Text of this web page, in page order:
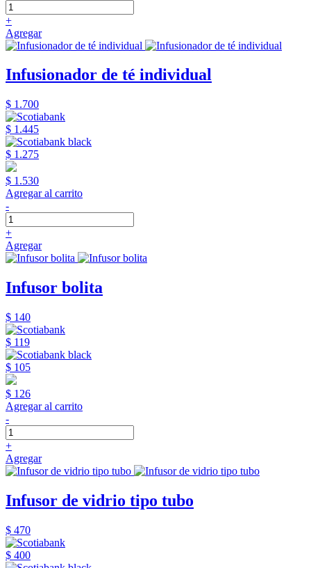
+
Agregar
Infusionador de té individual
$ 1.700
$ 1.445
$ 1.275
$ 1.530
Agregar al carrito
-
+
Agregar
Infusor bolita
$ 140
$ 119
$ 105
$ 126
Agregar al carrito
-
+
Agregar
Infusor de vidrio tipo tubo
$ 470
$ 400